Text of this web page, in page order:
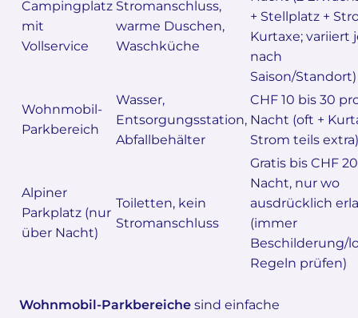
Campingplatz
mit
Vollservice
Stromanschluss,
warme Duschen,
Waschküche
+ Stellplatz +
Kurtaxe; variiert
nach
Saison/Standort)
Wohnmobil-
Parkbereich
Wasser,
Entsorgungsstation,
Abfallbehälter
CHF 10 bis 30
Nacht (oft +
Strom teils extra)
Alpiner
Parkplatz (nur
über Nacht)
Toiletten, kein
Stromanschluss
Gratis bis CHF
Nacht, nur wo
ausdrücklich
(immer
Beschilderung/
Regeln prüfen)
Wohnmobil-Parkbereiche sind einfache